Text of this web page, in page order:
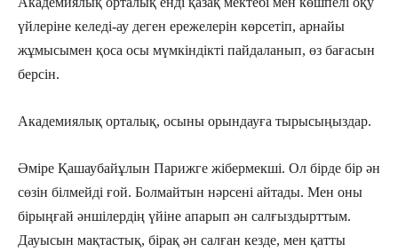
үйлеріне келеді-ау деген ережелерін көрсетіп, арнайы
жұмысымен қоса осы мүмкіндікті пайдаланып, өз бағасын
берсін.
Академиялық орталық, осыны орындауға тырысыңыздар.
Әміре Қашаубайұлын Парижге жібермекші. Ол бірде бір ән
сөзін білмейді ғой. Болмайтын нәрсені айтады. Мен оны
бірыңғай әншілердің үйіне апарып ән салғыздырттым.
Дауысын мақтастық, бірақ ән салған кезде, мен қатты